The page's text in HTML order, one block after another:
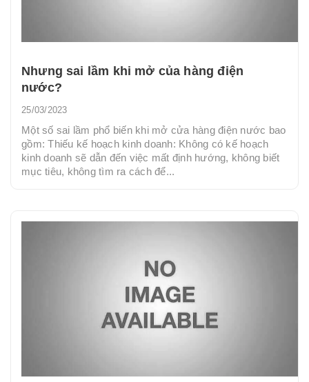
Nhưng sai lầm khi mở của hàng điện
nước?
25/03/2023
Một số sai lầm phổ biến khi mở cửa hàng điện nước bao
gồm: Thiếu kế hoạch kinh doanh: Không có kế hoạch
kinh doanh sẽ dẫn đến việc mất định hướng, không biết
mục tiêu, không tìm ra cách để...